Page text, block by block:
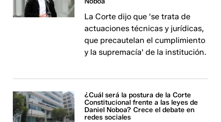
La Corte dijo que 'se trata de
actuaciones técnicas y jurídicas,
que precautelan el cumplimiento
y la supremacía' de la institución.
¿Cuál será la postura de la Corte
Constitucional frente a las leyes de
Daniel Noboa? Crece el debate en
redes sociales